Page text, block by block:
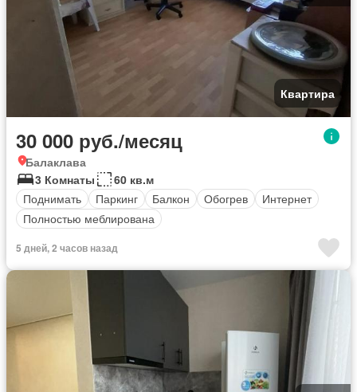
Квартира
30 000 руб./месяц
Балаклава
3 Комнаты
60 кв.м
Поднимать
Паркинг Балкон Обогрев
Интернет
Полностью меблирована
5 дней, 2 часов назад